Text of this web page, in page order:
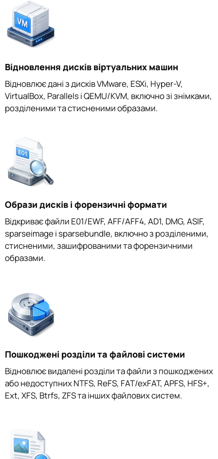
Відновлення дисків віртуальних машин
Відновлює дані з дисків VMware, ESXi, Hyper-V,
VirtualBox, Parallels і QEMU/KVM, включно зі знімками,
розділеними та стисненими образами.
Образи дисків і форензичні формати
Відкриває файли E01/EWF, AFF/AFF4, AD1, DMG, ASIF,
sparseimage і sparsebundle, включно з розділеними,
стисненими, зашифрованими та форензичними
образами.
Пошкоджені розділи та файлові системи
Відновлює видалені розділи та файли з пошкоджених
або недоступних NTFS, ReFS, FAT/exFAT, APFS, HFS+,
Ext, XFS, Btrfs, ZFS та інших файлових систем.